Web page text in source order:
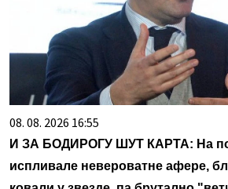
08. 08. 2026 16:55
И ЗА БОДИРОГУ ШУТ КАРТА: На
испливале невероватне афере,